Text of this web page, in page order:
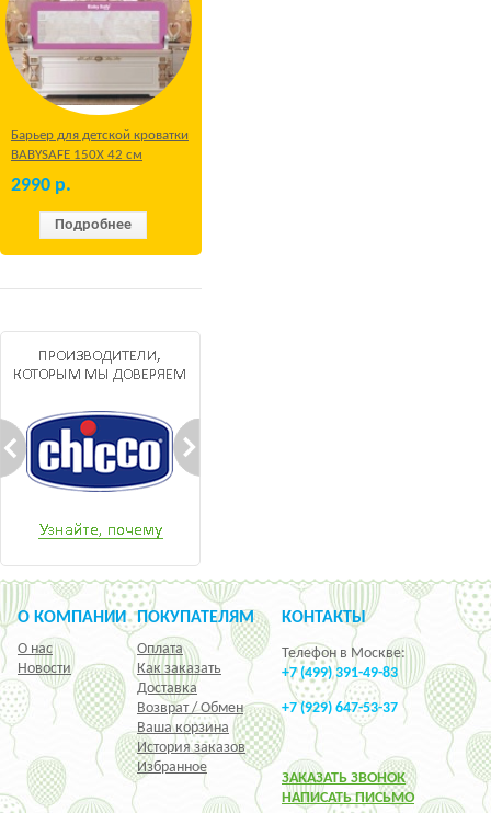
Барьер для детской кроватки
BABYSAFE 150Х 42 см
Бежевый
2990 р.
Подробнее
О КОМПАНИИ
О нас
Новости
ПОКУПАТЕЛЯМ
Оплата
Как заказать
Доставка
Возврат / Обмен
Ваша корзина
История заказов
Избранное
КОНТАКТЫ
Телефон в Москве:
+7 (499) 391-49-83
+7 (929) 647-53-37
ЗАКАЗАТЬ ЗВОНОК
НАПИСАТЬ ПИСЬМО